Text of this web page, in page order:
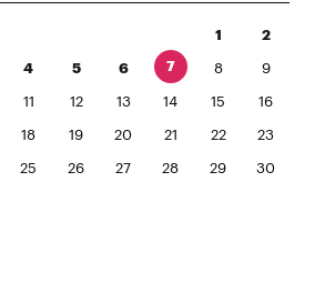
1 2
4 5 6 7 8 9
11 12 13 14 15 16
18 19 20 21 22 23
25 26 27 28 29 30